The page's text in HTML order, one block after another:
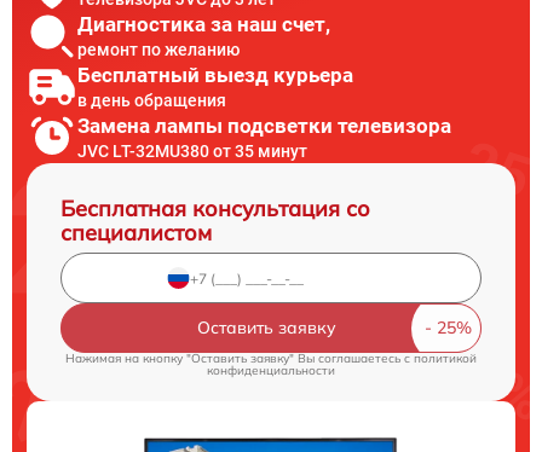
Диагностика за наш счет,
ремонт по желанию
Бесплатный выезд курьера
в день обращения
Замена лампы подсветки телевизора
JVC LT-32MU380 от 35 минут
Бесплатная консультация со
специалистом
Оставить заявку
Нажимая на кнопку "Оставить заявку" Вы соглашаетесь cполитикой
конфиденциальности